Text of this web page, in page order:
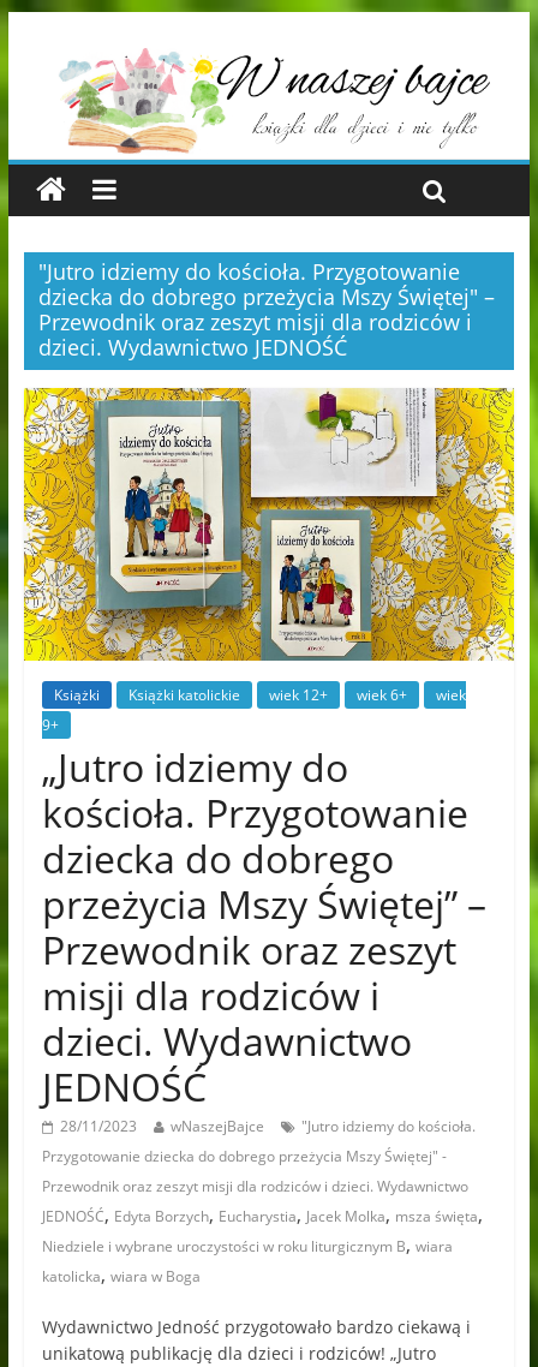
"Jutro idziemy do kościoła. Przygotowanie
dziecka do dobrego przeżycia Mszy Świętej" –
Przewodnik oraz zeszyt misji dla rodziców i
dzieci. Wydawnictwo JEDNOŚĆ
Książki Książki katolickie wiek 12+ wiek 6+
wiek
9+
„Jutro idziemy do
kościoła. Przygotowanie
dziecka do dobrego
przeżycia Mszy Świętej” –
Przewodnik oraz zeszyt
misji dla rodziców i
dzieci. Wydawnictwo
JEDNOŚĆ
28/11/2023 wNaszejBajce
"Jutro idziemy do kościoła.
Przygotowanie dziecka do dobrego przeżycia Mszy Świętej" -
Przewodnik oraz zeszyt misji dla rodziców i dzieci. Wydawnictwo
JEDNOŚĆ, Edyta Borzych, Eucharystia, Jacek Molka, msza święta,
Niedziele i wybrane uroczystości w roku liturgicznym B, wiara
katolicka, wiara w Boga
Wydawnictwo Jedność przygotowało bardzo ciekawą i
unikatową publikację dla dzieci i rodziców! „Jutro